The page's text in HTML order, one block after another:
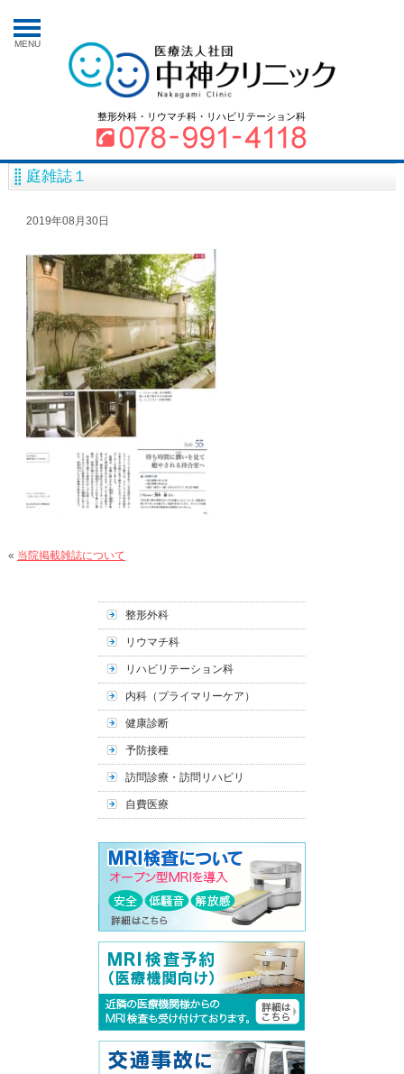
MENU
整形外科・リウマチ科・リハビリテーション科
庭雑誌１
2019年08月30日
« 当院掲載雑誌について
整形外科
リウマチ科
リハビリテーション科
内科（プライマリーケア）
健康診断
予防接種
訪問診療・訪問リハビリ
自費医療